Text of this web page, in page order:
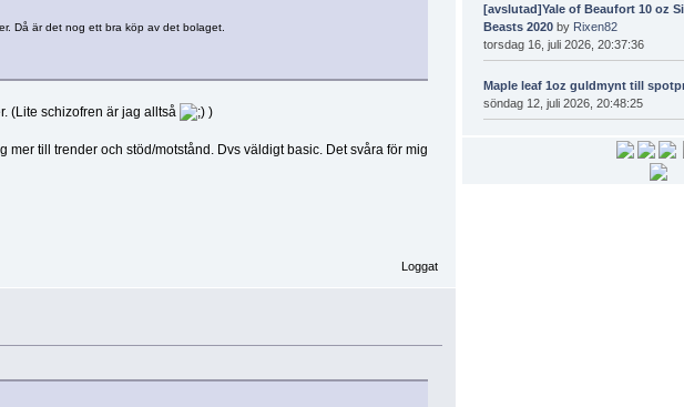
Då är det nog ett bra köp av det bolaget.
(Lite schizofren är jag alltså )
till trender och stöd/motstånd. Dvs väldigt basic. Det svåra för mig
Loggat
[avslutad]Yale of Beaufort 10 oz
Beasts 2020 by Rixen82
torsdag 16, juli 2026, 20:37:36
Maple leaf 1oz guldmynt till
söndag 12, juli 2026, 20:48:25